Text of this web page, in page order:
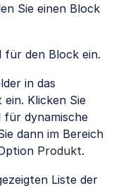
Sie einen Block
für den Block ein.
in das
ein. Klicken Sie
für dynamische
dann im Bereich
Produkt.
Liste der